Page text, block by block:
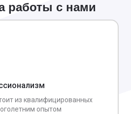
работы с нами
из квалифицированных
опытом